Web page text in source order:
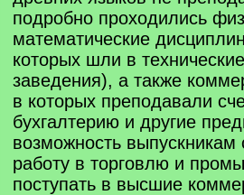
подробно проходились
математические
которых шли в
заведения), а также
в которых преподавали
бухгалтерию и другие
возможность выпускникам
работу в торговлю и
поступать в высшие